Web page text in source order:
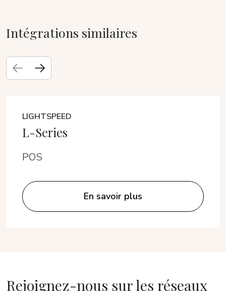
Intégrations similaires
LIGHTSPEED
L-Series
POS
En savoir plus
Rejoignez-nous sur les réseaux